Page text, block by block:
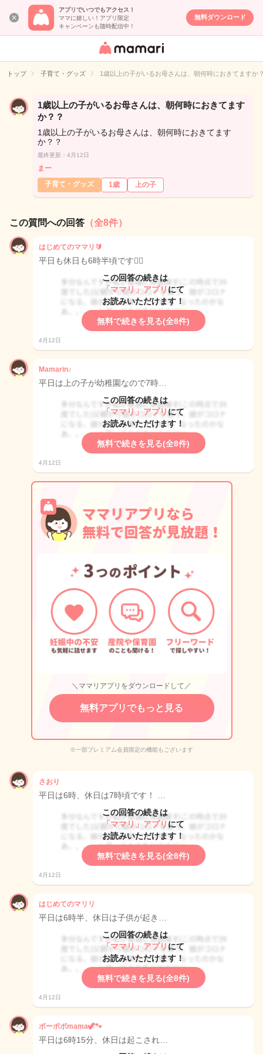
アプリでいつでもアクセス！
ママに嬉しい！アプリ限定
キャンペーンも随時配信中！
無料ダウンロード
女性専用匿名QA
イト
トップ 子育て・グッズ 1歳以上の子がいるお母さんは、朝何時におきてますか
1歳以上の子がいるお母さんは、朝何時におきてます
か？？
1歳以上の子がいるお母さんは、朝何時におきてます
か？？
最終更新：4月12日
まー
子育て・グッズ
1歳 上の子
この質問への回答 （全8件）
はじめてのママリ🔰
平日も休日も6時半頃です🙆‍♀️
この回答の続きは
「ママリ」アプリ にて
お読みいただけます！
無料で続きを見る(全8件)
4月12日
Mamarin♪
平日は上の子が幼稚園なので7時…
この回答の続きは
「ママリ」アプリ にて
お読みいただけます！
無料で続きを見る(全8件)
4月12日
＼ママリアプリをダウンロードして／
無料アプリでもっと見る
※一部プレミアム会員限定の機能もございます
さおり
平日は6時、休日は7時頃です！ …
この回答の続きは
「ママリ」アプリ にて
お読みいただけます！
無料で続きを見る(全8件)
4月12日
はじめてのマリリ
平日は6時半、休日は子供が起き…
この回答の続きは
「ママリ」アプリ にて
お読みいただけます！
無料で続きを見る(全8件)
4月12日
ボーボボmama🦖🐾
平日は6時15分、休日は起こされ…